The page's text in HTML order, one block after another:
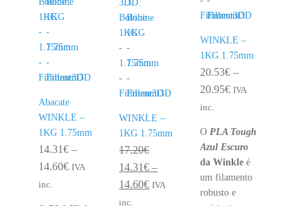
Abacate
WINKLE –
1KG 1.75mm
14.31€ –
14.60€Price
IVA
inc.
WINKLE –
1KG 1.75mm
17.20€
14.31€ –
14.60€Price
IVA
inc.
WINKLE –
1KG 1.75mm
20.53€ –
20.95€Price
through
20.95€
IVA
inc.
O PLA Tough
Azul Escuro
da Winkleé
um filamento
robusto e